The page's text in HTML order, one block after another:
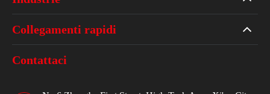
Collegamenti rapidi
Contattaci